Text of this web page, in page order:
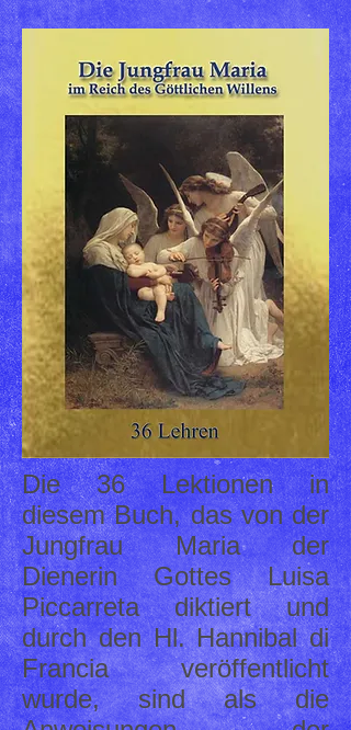
Die 36 Lektionen in
diesem Buch, das von der
Jungfrau Maria der
Dienerin Gottes Luisa
Piccarreta diktiert und
durch den Hl. Hannibal di
Francia veröffentlicht
wurde, sind als die